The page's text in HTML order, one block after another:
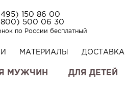
150 86 00
500 06 30
по России бесплатный
МАТЕРИАЛЫ
МУЖЧИН ДЛЯ ДЕТЕЙ